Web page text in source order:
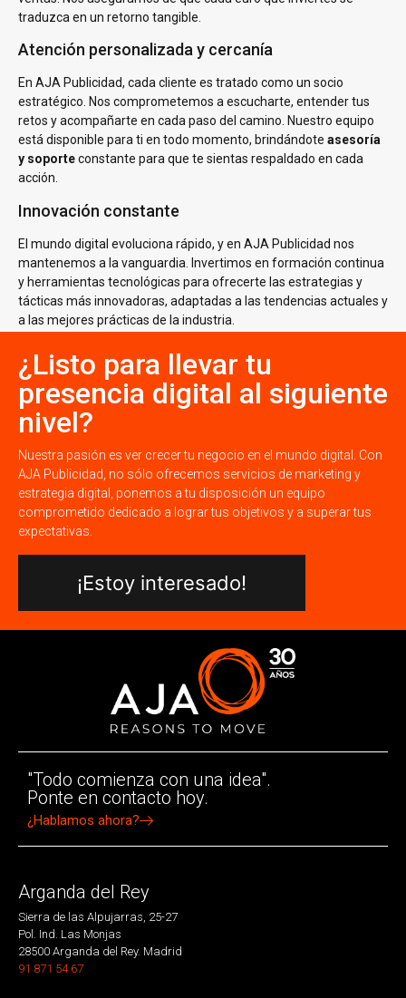
traduzca en un retorno tangible.
Atención personalizada y cercanía
En AJA Publicidad, cada cliente es tratado como un socio
estratégico. Nos comprometemos a escucharte, entender tus
retos y acompañarte en cada paso del camino. Nuestro equipo
está disponible para ti en todo momento, brindándote asesoría
y soporteconstante para que te sientas respaldado en cada
acción.
Innovación constante
El mundo digital evoluciona rápido, y en AJA Publicidad nos
mantenemos a la vanguardia. Invertimos en formación continua
y herramientas tecnológicas para ofrecerte las estrategias y
tácticas más innovadoras, adaptadas a las tendencias actuales y
a las mejores prácticas de la industria.
¿Listo para llevar tu
presencia digital al siguiente
nivel?
Nuestra pasión es ver crecer tu negocio en el mundo digital. Con
AJA Publicidad, no sólo ofrecemos servicios de marketing y
estrategia digital, ponemos a tu disposición un equipo
comprometido dedicado a lograr tus objetivos y a superar tus
expectativas.
¡Estoy interesado!
"Todo comienza con una idea".
Ponte en contacto hoy.
¿Hablamos ahora?
Arganda del Rey
Sierra de las Alpujarras, 25-27
Pol. Ind. Las Monjas
28500 Arganda del Rey. Madrid
91 871 54 67